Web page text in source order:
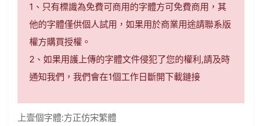
1、只有標識為免費可商用的字體方可免費商用，其
他的字體僅供個人試用，如果用於商業用途請聯系版
權方購買授權。
2、如果用護上傳的字體文件侵犯了您的權利,請及時
通知我們，我們會在1個工作日斷開下載鏈接
上壹個字體:方正仿宋繁體